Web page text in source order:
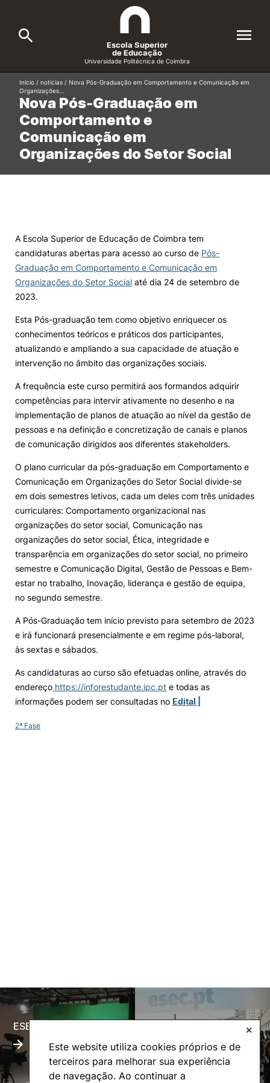
Este website utiliza cookies próprios e de
terceiros para melhorar sua experiência
de navegação. Ao continuar a
✕
A ESEC
Cursos
Candidatos
Alunos
Knowledge Factory
Candidaturas
Elogio / Sugestão / Reclamação Contactos Denúncias
©2026 Instituto Politécnico de Coimbra. Todos os direitos reservados.
Escola Superior
de Educação
Universidade Politécnica de Coimbra
Search
Formative Offer
Nova Pós-Graduação em
Comportamento e
Comunicação em
Organizações do Setor Social
Início / noticias / Nova Pós-Graduação em Comportamento e Comunicação em
Organizações…
A Escola Superior de Educação de Coimbra tem
candidaturas abertas para acesso ao curso de Pós-
Graduação em Comportamento e Comunicação em
Organizações do Setor Social até dia 24 de setembro de
2023.
Esta Pós-graduação tem como objetivo enriquecer os
conhecimentos teóricos e práticos dos participantes,
atualizando e ampliando a sua capacidade de atuação e
intervenção no âmbito das organizações sociais.
A frequência este curso permitirá aos formandos adquirir
competências para intervir ativamente no desenho e na
implementação de planos de atuação ao nível da gestão de
pessoas e na definição e concretização de canais e planos
de comunicação dirigidos aos diferentes stakeholders.
O plano curricular da pós-graduação em Comportamento e
Comunicação em Organizações do Setor Social divide-se
em dois semestres letivos, cada um deles com três unidades
curriculares: Comportamento organizacional nas
organizações do setor social, Comunicação nas
organizações do setor social, Ética, integridade e
transparência em organizações do setor social, no primeiro
semestre e Comunicação Digital, Gestão de Pessoas e Bem-
estar no trabalho, Inovação, liderança e gestão de equipa,
no segundo semestre.
A Pós-Graduação tem início previsto para setembro de 2023
e irá funcionará presencialmente e em regime pós-laboral,
às sextas e sábados.
As candidaturas ao curso são efetuadas online, através do
endereço https://inforestudante.ipc.pt e todas as
informações podem ser consultadas no Edital |
2ª Fase
ESECTV